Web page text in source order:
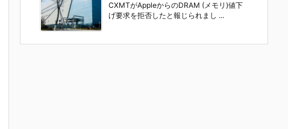
CXMTがAppleからのDRAM (メモリ)値下
げ要求を拒否したと報じられまし ...